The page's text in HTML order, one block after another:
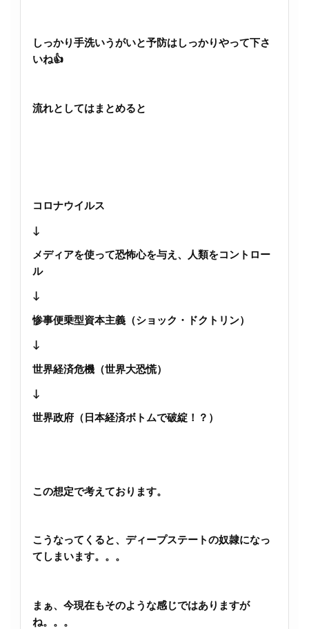
しっかり手洗いうがいと予防はしっかりやって下さ
いね👍
流れとしてはまとめると
コロナウイルス
↓
メディアを使って恐怖心を与え、人類をコントロー
ル
↓
惨事便乗型資本主義（ショック・ドクトリン）
↓
世界経済危機（世界大恐慌）
↓
世界政府（日本経済ボトムで破綻！？）
この想定で考えております。
こうなってくると、ディープステートの奴隷になっ
てしまいます。。。
まぁ、今現在もそのような感じではありますが
ね。。。